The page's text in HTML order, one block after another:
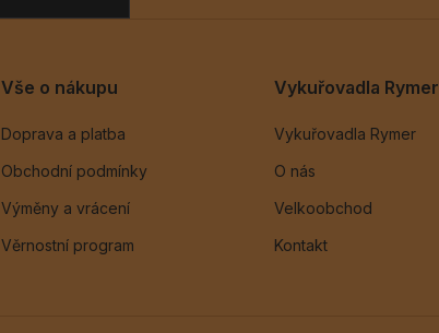
Vše o nákupu
Doprava a platba
Obchodní podmínky
Výměny a vrácení
Věrnostní program
Vykuřovadla Rymer
Vykuřovadla Rymer
O nás
Velkoobchod
Kontakt